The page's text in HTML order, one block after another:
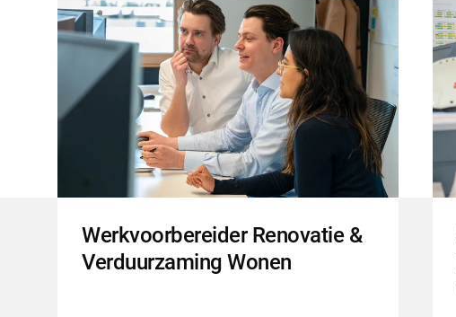
Werkvoorbereider Renovatie &
Verduurzaming Wonen